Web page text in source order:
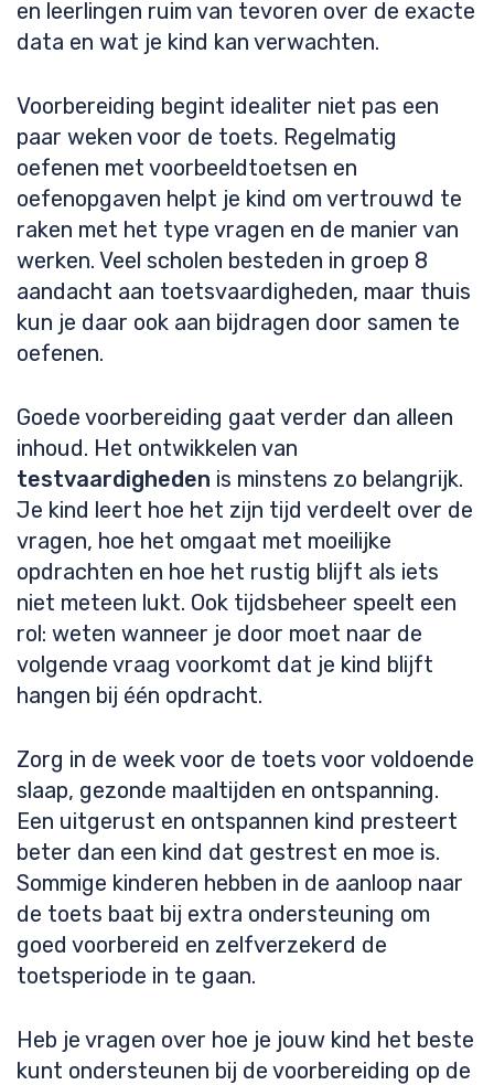
en leerlingen ruim van tevoren over de exacte
data en wat je kind kan verwachten.
Voorbereiding begint idealiter niet pas een
paar weken voor de toets. Regelmatig
oefenen met voorbeeldtoetsen en
oefenopgaven helpt je kind om vertrouwd te
raken met het type vragen en de manier van
werken. Veel scholen besteden in groep 8
aandacht aan toetsvaardigheden, maar thuis
kun je daar ook aan bijdragen door samen te
oefenen.
Goede voorbereiding gaat verder dan alleen
inhoud. Het ontwikkelen van
testvaardigheden is minstens zo belangrijk.
Je kind leert hoe het zijn tijd verdeelt over de
vragen, hoe het omgaat met moeilijke
opdrachten en hoe het rustig blijft als iets
niet meteen lukt. Ook tijdsbeheer speelt een
rol: weten wanneer je door moet naar de
volgende vraag voorkomt dat je kind blijft
hangen bij één opdracht.
Zorg in de week voor de toets voor voldoende
slaap, gezonde maaltijden en ontspanning.
Een uitgerust en ontspannen kind presteert
beter dan een kind dat gestrest en moe is.
Sommige kinderen hebben in de aanloop naar
de toets baat bij extra ondersteuning om
goed voorbereid en zelfverzekerd de
toetsperiode in te gaan.
Heb je vragen over hoe je jouw kind het beste
kunt ondersteunen bij de voorbereiding op de